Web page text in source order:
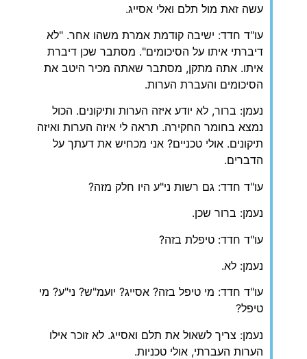
עשה זאת מול תלם ואלי אסייג.
עו"ד חדד: ישיבה קודמת אמרת משהו אחר. "לא
דיברתי איתו על הסיכומים". מסתבר שכן דיברת
איתו. אתה מתקן, מסתבר שאתה מכיר היטב את
הסיכומים והעברת הערות.
נעמן: ברור, לא יודע איזה הערות ותיקונים. הכול
נמצא בחומר החקירה. תראה לי איזה הערות ואיזה
תיקונים. אולי טכניים? אני מכחיש את דעתך על
הדברים.
עו"ד חדד: גם רשות ני"ע היו חלק מזה?
נעמן: ברור שכן.
עו"ד חדד: טיפלת בזה?
נעמן: לא.
עו"ד חדד: מי טיפל בזה? אסייג? יועמ"ש? ני"ע? מי
טיפל?
נעמן: צריך לשאול את תלם ואסייג. לא זוכר אילו
הערות העברתי, אולי טכניות.